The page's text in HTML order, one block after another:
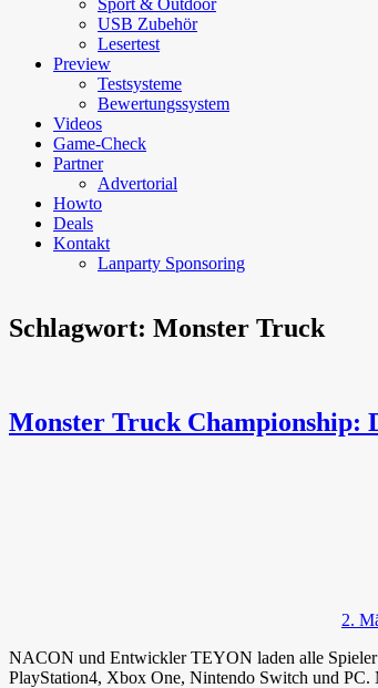
Sport & Outdoor
USB Zubehör
Lesertest
Preview
Testsysteme
Bewertungssystem
Videos
Game-Check
Partner
Advertorial
Howto
Deals
Kontakt
Lanparty Sponsoring
Schlagwort: Monster Truck
Monster Truck Championship:
2.
NACON und Entwickler TEYON laden alle Spieler
PlayStation4, Xbox One, Nintendo Switch und